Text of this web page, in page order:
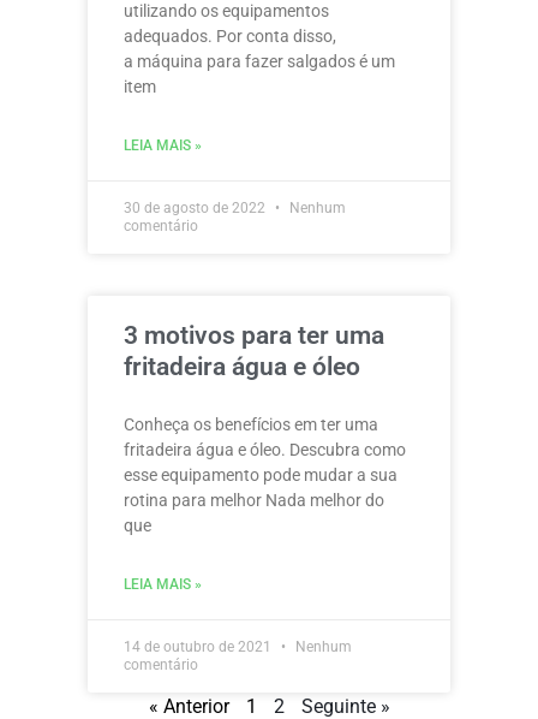
utilizando os equipamentos
adequados. Por conta disso,
a máquina para fazer salgados é um
item
LEIA MAIS »
30 de agosto de 2022
Nenhum
comentário
3 motivos para ter uma
fritadeira água e óleo
Conheça os benefícios em ter uma
fritadeira água e óleo. Descubra como
esse equipamento pode mudar a sua
rotina para melhor Nada melhor do
que
LEIA MAIS »
14 de outubro de 2021
Nenhum
comentário
« Anterior 1 2 Seguinte »